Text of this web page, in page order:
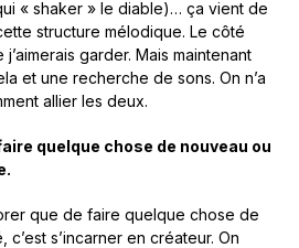
« shaker » le diable)… ça vient de
structure mélodique. Le côté
garder. Mais maintenant
et une recherche de sons. On n’a
allier les deux.
quelque chose de nouveau ou
que de faire quelque chose de
c’est s’incarner en créateur. On